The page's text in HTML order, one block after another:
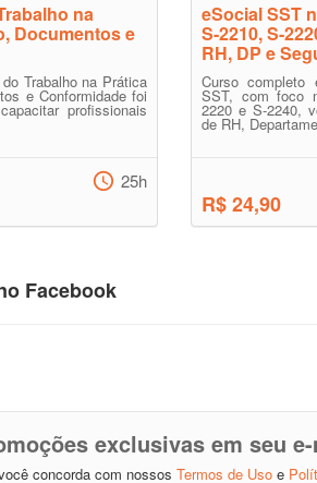
na
Documentos e
Trabalho na Prática
e Conformidade foi
profissionais
25h
eSocial SST
S-2210, S-
RH, DP e
Curso completo
SST, com foco
2220 e S-2240,
de RH,
R$ 24,90
Facebook
exclusivas em seu
concorda com nossos Termos de Uso e